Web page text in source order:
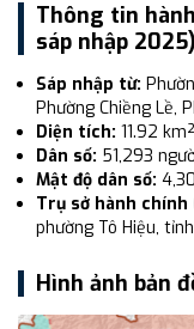
Thông tin
sáp nhập 2025)
Sáp nhập từ:
Phường Chiềng Lề,
Diện tích: 11.92 km²
Dân số: 51,293
Mật độ dân số:
Trụ sở hành chính
phường Tô Hiệu,
Hình ảnh bản